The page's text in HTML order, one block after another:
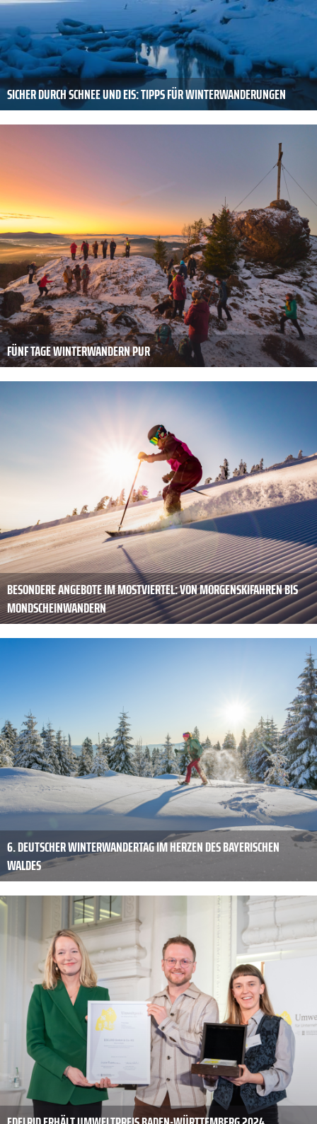
SICHER DURCH SCHNEE UND EIS: TIPPS FÜR WINTERWANDERUNGEN
FÜNF TAGE WINTERWANDERN PUR
BESONDERE ANGEBOTE IM MOSTVIERTEL: VON MORGENSKIFAHREN BIS
MONDSCHEINWANDERN
6. DEUTSCHER WINTERWANDERTAG IM HERZEN DES BAYERISCHEN
WALDES